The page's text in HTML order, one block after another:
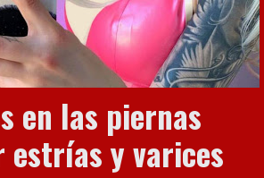
en las piernas
estrías y varices